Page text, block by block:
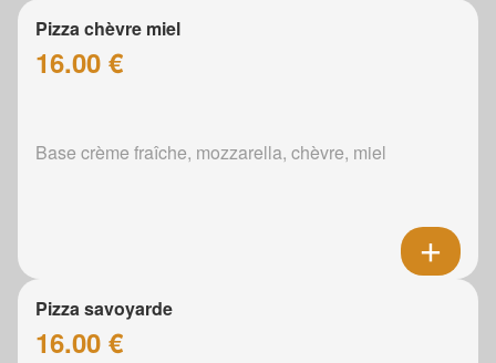
Pizza chèvre miel
16.00 €
Base crème fraîche, mozzarella, chèvre, miel
Pizza savoyarde
16.00 €